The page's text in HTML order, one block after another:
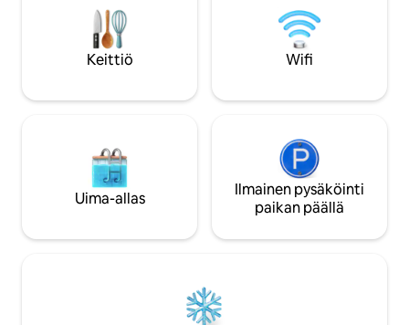
250 Mbit/s:n Starlink-wifin ansiosta voit
”työskennellä viidakossa”. Kokkimme
tarjoavat sinulle upeita aterioita, jotka on
valmistettu paikallisista ja
maaseudulle.
Keittiö Wifi
Uima-allas
Ilmainen pysäköinti
paikan päällä